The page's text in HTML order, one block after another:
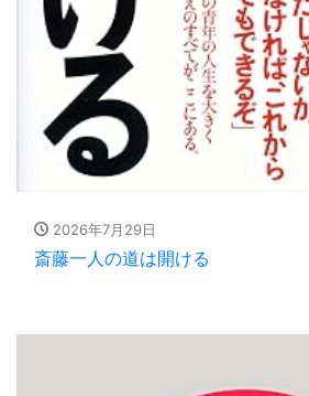
2026年7月29日
斎藤一人の道は開ける